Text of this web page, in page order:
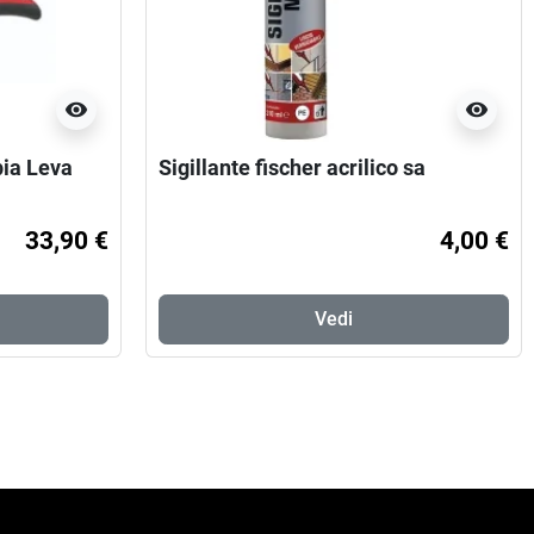
visibility
Leva
33,90 €
visibility
Sigillante fischer acrilico sa
4,00 €
Vedi